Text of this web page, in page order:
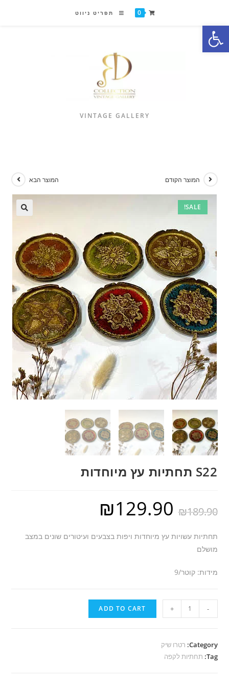
פתח סרגל נגישות
0 תפריט ניווט
VINTAGE GALLERY
SALE!
המוצר הקודם המוצר הבא
S22 תחתיות עץ מיוחדות
₪189.90
₪129.90
תחתיות עשויות עץ מיוחדות ויפות בצבעים ועיטורים שונים במצב
מושלם
מידות: קוטר/9
-
S22
תחתיות
מיוחדות
quantity
+
ADD TO CART
Category: רטרו שיק
Tag: תחתיות לקפה